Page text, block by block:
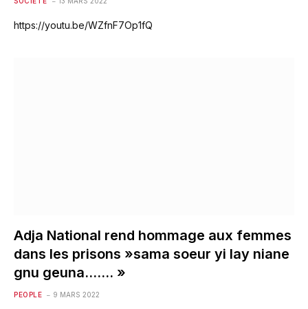
https://youtu.be/WZfnF7Op1fQ
Adja National rend hommage aux femmes
dans les prisons »sama soeur yi lay niane
gnu geuna……. »
PEOPLE 9 MARS 2022